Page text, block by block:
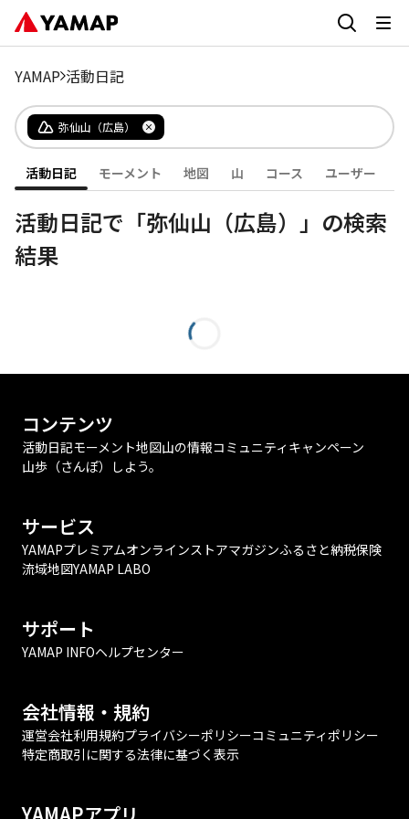
YAMAP 活動日記
弥仙山（広島）
活動日記 モーメント 地図 山 コース ユーザー
活動日記で「弥仙山（広島）」の検索
結果
コンテンツ
活動日記モーメント地図山の情報コミュニティ キャンペーン
山歩（さんぽ）しよう。
サービス
YAMAPプレミアムオンラインストアマガジンふるさと納税保険
流域地図YAMAP LABO
サポート
YAMAP INFOヘルプセンター
会社情報・規約
運営会社利用規約プライバシーポリシーコミュニティポリシー
特定商取引に関する法律に基づく表示